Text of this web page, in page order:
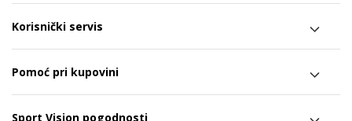
Korisnički servis
Pomoć pri kupovini
Sport Vision pogodnosti